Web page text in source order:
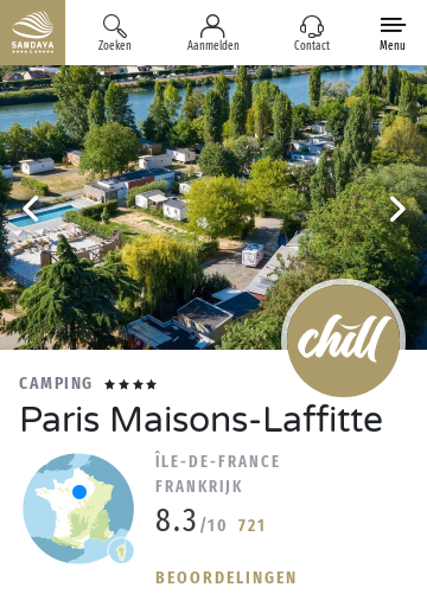
Zoeken Aanmelden Contact Menu
CAMPING
Paris Maisons-Laffitte
ÎLE-DE-FRANCE
FRANKRIJK
8.3 /10 721
BEOORDELINGEN